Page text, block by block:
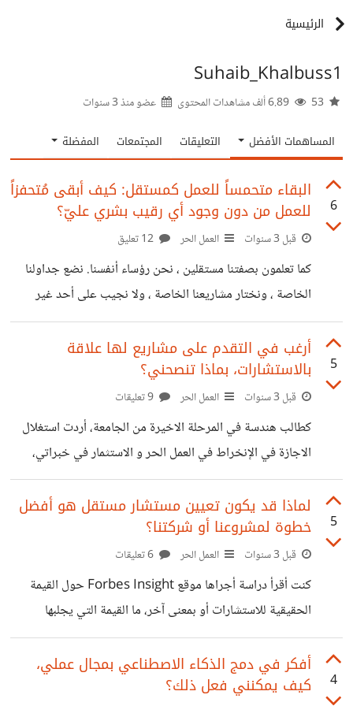
الرئيسية
Suhaib_Khalbuss1
عضو منذ3 سنوات
المساهمات الأفضل التعليقات المجتمعات المفضلة
6
البقاء متحمساً للعمل كمستقل: كيف أبقى مُتحفزاً
للعمل من دون وجود أي رقيب بشري عليّ؟
قبل 3 سنوات العمل الحر
كما تعلمون بصفتنا مستقلين ، نحن رؤساء أنفسنا. نضع جداولنا
الخاصة ، ونختار مشاريعنا الخاصة ، ولا نجيب على أحد غير
أنفسنا. هذه الحرية هي إحدى الامتيازات العديدة للعمل المستقل
، ولكنها تأتي أيضًا مع مجموعة التحديات الخاصة بها. واحدة من
أكبرهذه التحديات. هي البقاء متحمسًا ومتحفزاً للعمل. بدون
مدير أو بيئة عمل منظمة ، قد يكون من السهل فقدان التركيز أو
المماطلة. لذا ، كيف نحافظ على دوافعنا؟ كيف نستمر في المضي
قدمًا ، حتى عندما لا يكون هناك
5
أرغب في التقدم على مشاريع لها علاقة
بالاستشارات، بماذا تنصحني؟
قبل 3 سنوات العمل الحر
كطالب هندسة في المرحلة الاخيرة من الجامعة، أردت استغلال
الاجازة في الإنخراط في العمل الحر و الاستثمار في خبراتي،
فمؤخرا لفت نظري قسم الاستشارات الهندسية عبر موقع مستقل
https://mostaql.com/freelancers/skill/engineerin
g-consultances يذكر أن الاستشارات هي مزيج من الخبرة
وحل المشكلات والتواصل الفعّال. إنه مجال يتطلب فهماً عميقاً
لصناعات أو مهارات معينة حقيقًة فكرة الإنخراط في مجال
الاستشارات لم تراودني من اليوم، بل منذ فترة طويلة، اذ أرى بأن
بالطبع هدفي ليس مقتصر على
5
لماذا قد يكون تعيين مستشار مستقل هو أفضل
خطوة لمشروعنا أو شركتنا؟
قبل 3 سنوات العمل الحر
كنت أقرأ دراسة أجراها موقع Forbes Insight حول القيمة
الحقيقية للاستشارات أو بمعنى آخر، ما القيمة التي يجلبها
الاستشاريون للعملاء؟ ووفقًا لنتائج الدراسة فإن 92٪ من
المديرين التنفيذيين أفادوا بأن المشاريع التي استعانوا
4
أفكر في دمج الذكاء الاصطناعي بمجال عملي،
كيف يمكنني فعل ذلك؟